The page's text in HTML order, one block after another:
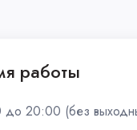
работы
20:00 (без